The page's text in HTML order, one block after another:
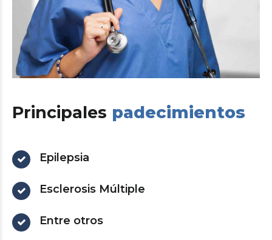
Principales padecimientos
Epilepsia
Esclerosis Múltiple
Entre otros